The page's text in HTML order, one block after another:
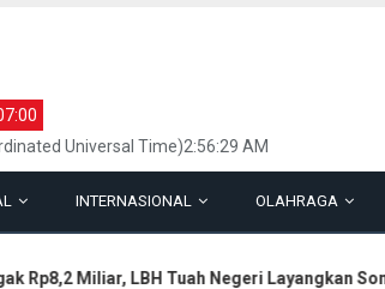
Universal Time)2:56:29 AM
INTERNASIONAL OLAHRAGA
Miliar, LBH Tuah Negeri Layangkan